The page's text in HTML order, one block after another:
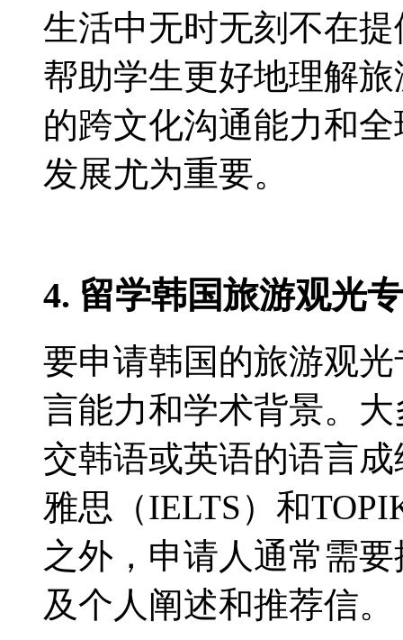
生活中无时无刻不在
帮助学生更好地理解
的跨文化沟通能力和
发展尤为重要。
4. 留学韩国旅游观光
要申请韩国的旅游观
言能力和学术背景。
交韩语或英语的语言
雅思（IELTS）和
之外，申请人通常需
及个人阐述和推荐信。